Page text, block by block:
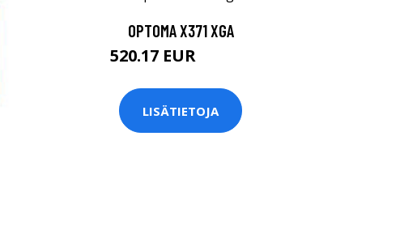
OPTOMA X371 XGA
520.17 EUR
LISÄTIETOJA